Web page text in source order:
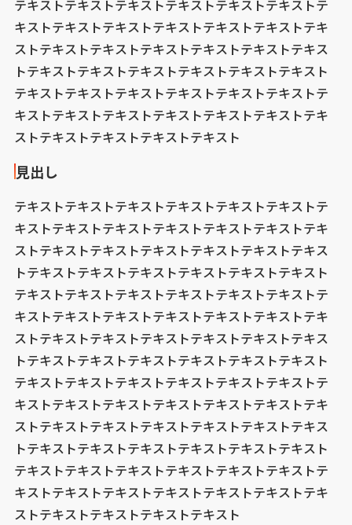
テキストテキストテキストテキストテキストテキストテ
キストテキストテキストテキストテキストテキストテキ
ストテキストテキストテキストテキストテキストテキス
トテキストテキストテキストテキストテキストテキスト
テキストテキストテキストテキストテキストテキストテ
キストテキストテキストテキストテキストテキストテキ
ストテキストテキストテキストテキスト
見出し
テキストテキストテキストテキストテキストテキストテ
キストテキストテキストテキストテキストテキストテキ
ストテキストテキストテキストテキストテキストテキス
トテキストテキストテキストテキストテキストテキスト
テキストテキストテキストテキストテキストテキストテ
キストテキストテキストテキストテキストテキストテキ
ストテキストテキストテキストテキストテキストテキス
トテキストテキストテキストテキストテキストテキスト
テキストテキストテキストテキストテキストテキストテ
キストテキストテキストテキストテキストテキストテキ
ストテキストテキストテキストテキストテキストテキス
トテキストテキストテキストテキストテキストテキスト
テキストテキストテキストテキストテキストテキストテ
キストテキストテキストテキストテキストテキストテキ
ストテキストテキストテキストテキスト